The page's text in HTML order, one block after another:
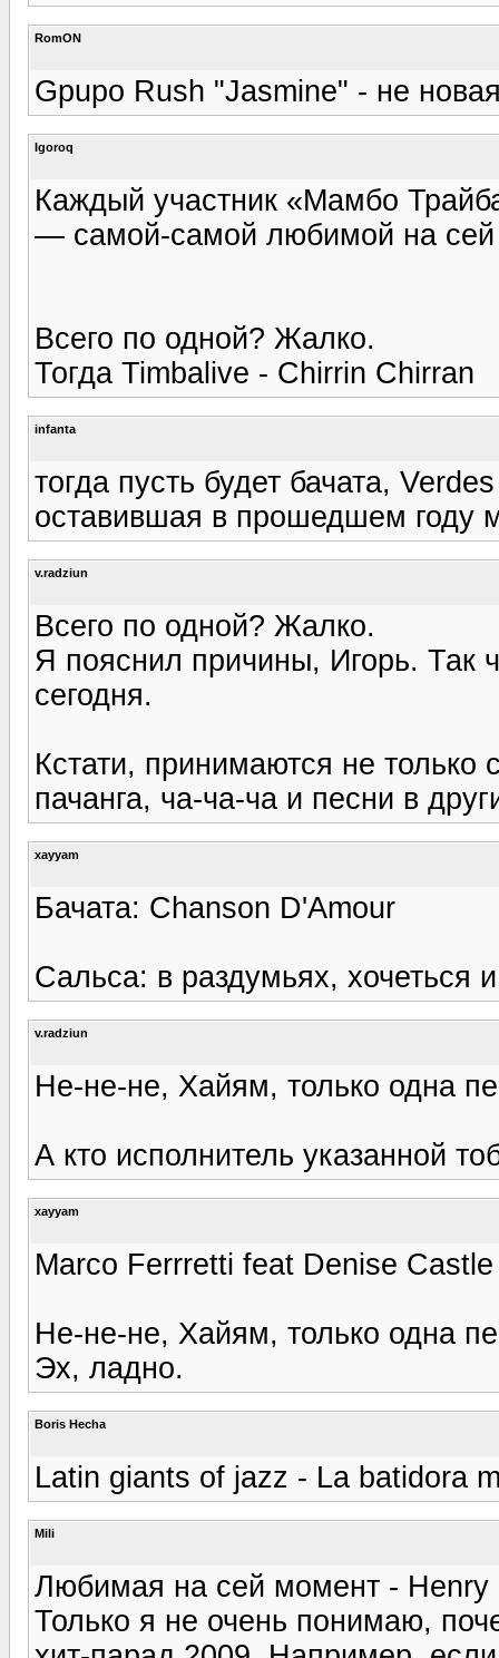
RomON
Gpupo Rush "Jasmine" - не
Igoroq
Каждый участник «Мамбо
— самой-самой любимой на сей
Всего по одной? Жалко.
Тогда Timbalive - Chirrin Chirran
infanta
тогда пусть будет бачата,
оставившая в прошедшем году
v.radziun
Всего по одной? Жалко.
Я пояснил причины, Игорь. Так
сегодня.
Кстати, принимаются не только
пачанга, ча-ча-ча и песни в
xayyam
Бачата: Chanson D'Amour
Сальса: в раздумьях, хочеться
v.radziun
Не-не-не, Хайям, только одна
А кто исполнитель указанной
xayyam
Marco Ferrretti feat Denise
Не-не-не, Хайям, только одна
Эх, ладно.
Boris Hecha
Latin giants of jazz - La batidora
Mili
Любимая на сей момент - Henry
Только я не очень понимаю,